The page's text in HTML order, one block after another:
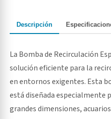
Descripción
La Bomba de Recirculación
solución eficiente para la
en entornos exigentes. Esta
está diseñada especialmente
grandes dimensiones,